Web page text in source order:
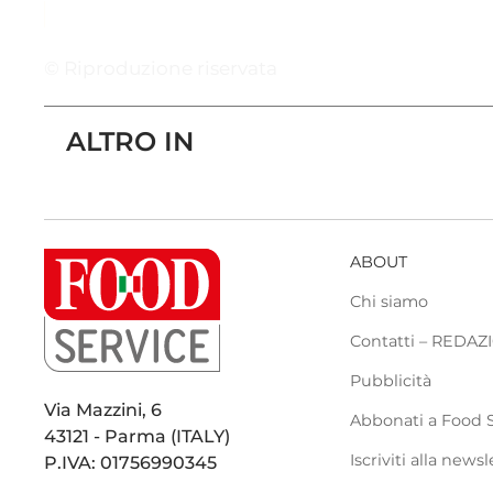
ALTRO IN
Via Mazzini, 6
43121 - Parma (ITALY)
P.IVA: 01756990345
ABOUT
Chi siamo
Contatti –
Pubblicità
Abbonati a Food
Iscriviti alla